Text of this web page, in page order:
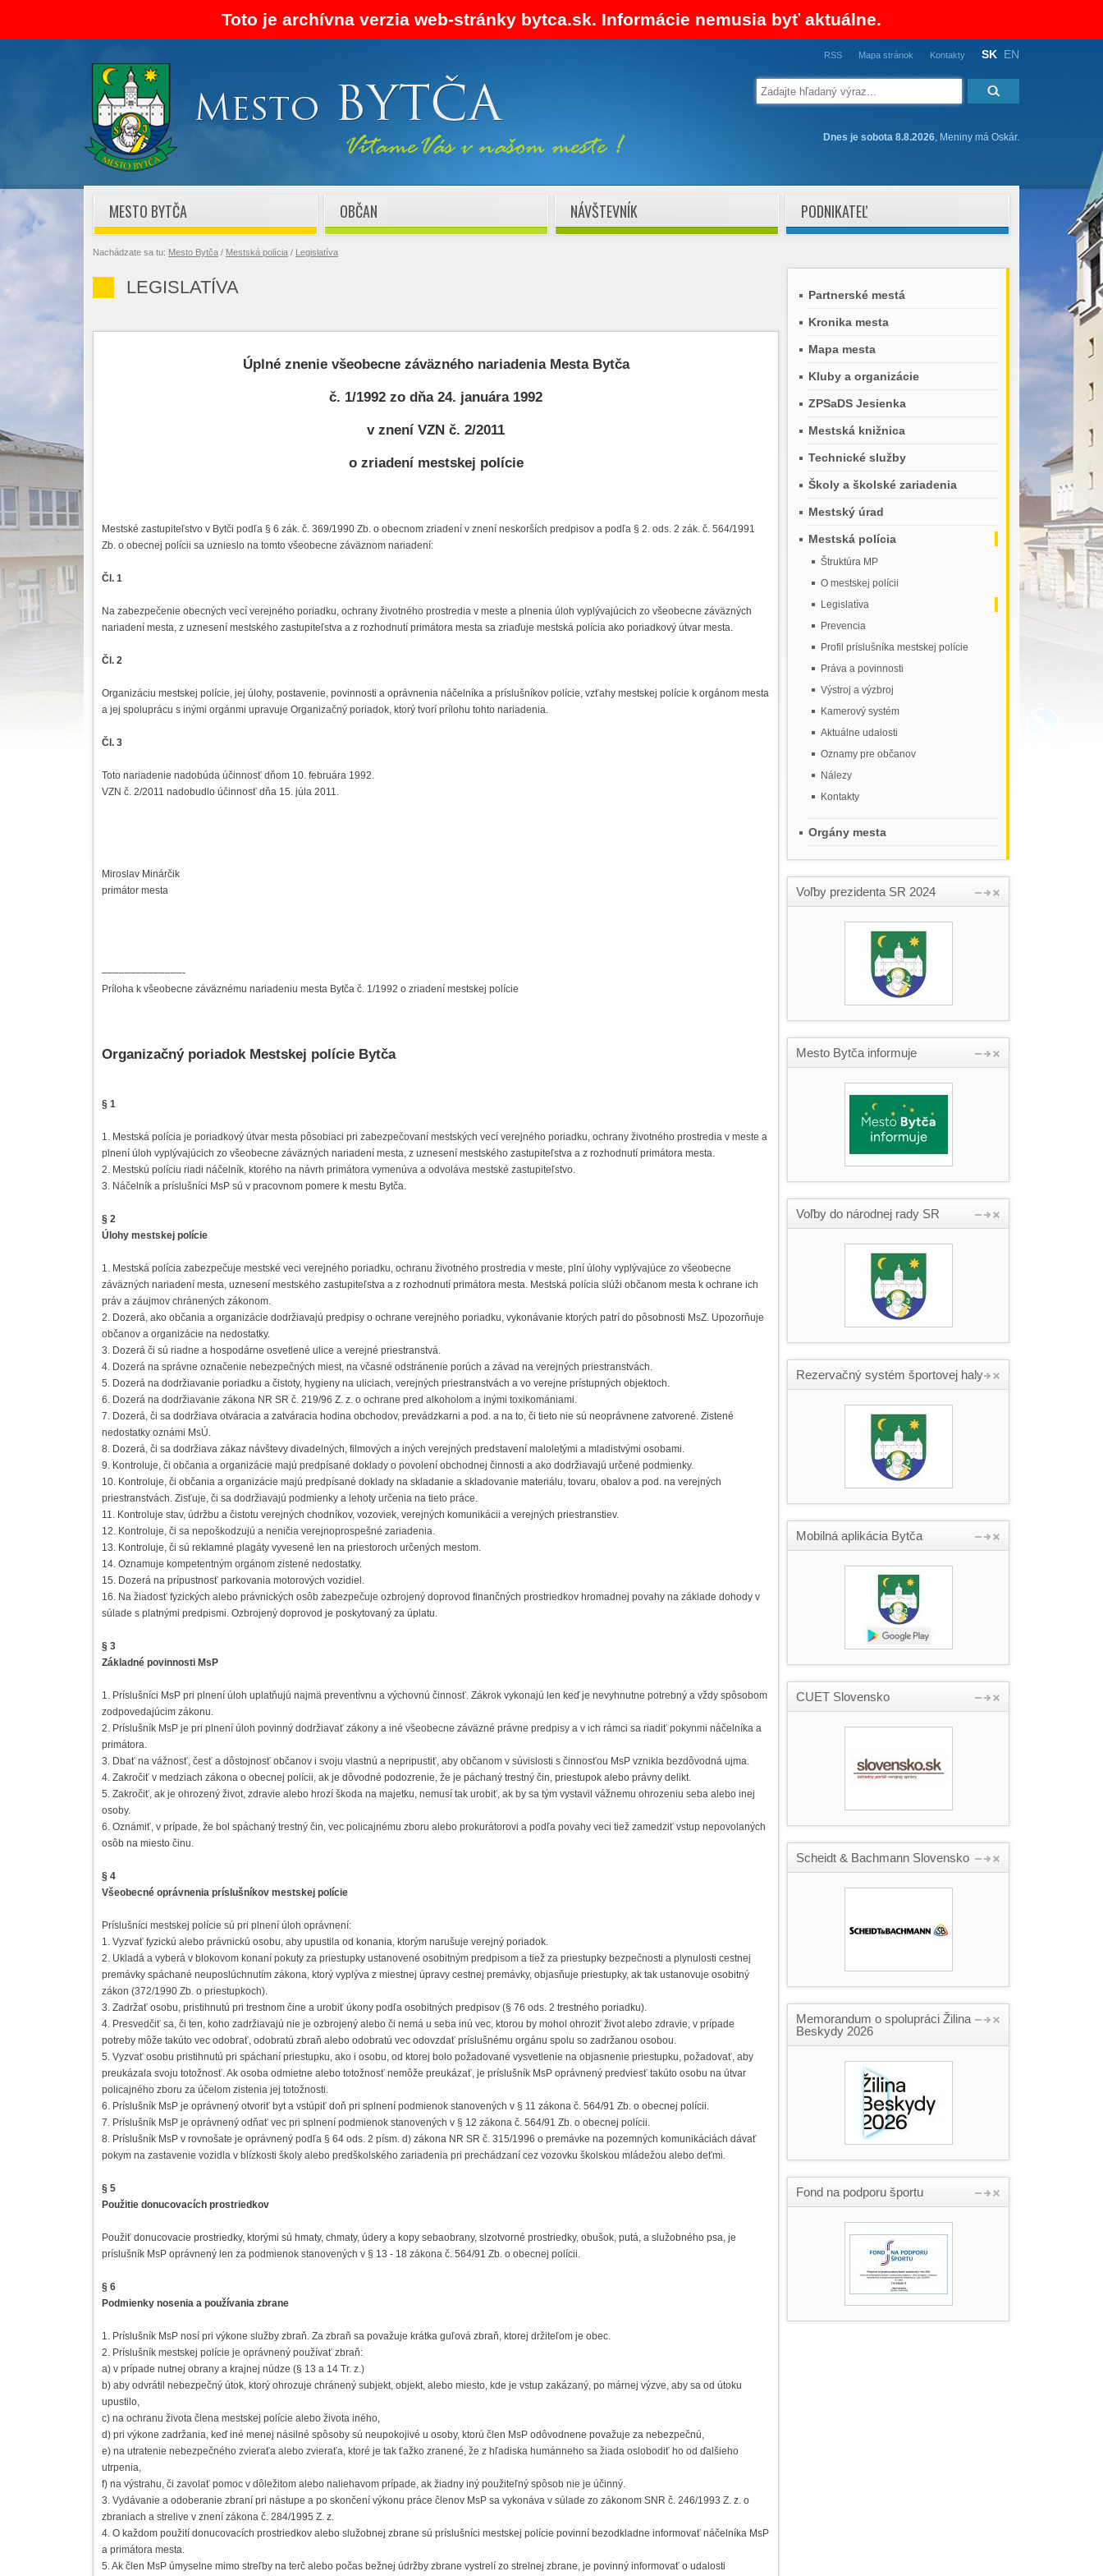
Toto je archívna verzia web-stránky bytca.sk. Informácie nemusia byť aktuálne.
RSS Mapa stránok Kontakty SK EN
Dnes je sobota 8.8.2026, Meniny má Oskár.
MESTO BYTČA OBČAN NÁVŠTEVNÍK PODNIKATEĽ
Nachádzate sa tu: Mesto Bytča / Mestská polícia / Legislatíva
LEGISLATÍVA
Úplné znenie všeobecne záväzného nariadenia Mesta Bytča
č. 1/1992 zo dňa 24. januára 1992
v znení VZN č. 2/2011
o zriadení mestskej polície
Mestské zastupiteľstvo v Bytči podľa § 6 zák. č. 369/1990 Zb. o obecnom zriadení v znení neskorších predpisov a podľa § 2. ods. 2 zák. č. 564/1991
Zb. o obecnej polícii sa uznieslo na tomto všeobecne záväznom nariadení:
Čl. 1
Na zabezpečenie obecných vecí verejného poriadku, ochrany životného prostredia v meste a plnenia úloh vyplývajúcich zo všeobecne záväzných
nariadení mesta, z uznesení mestského zastupiteľstva a z rozhodnutí primátora mesta sa zriaďuje mestská polícia ako poriadkový útvar mesta.
Čl. 2
Organizáciu mestskej polície, jej úlohy, postavenie, povinnosti a oprávnenia náčelníka a príslušníkov polície, vzťahy mestskej polície k orgánom mesta
a jej spoluprácu s inými orgánmi upravuje Organizačný poriadok, ktorý tvorí prílohu tohto nariadenia.
Čl. 3
Toto nariadenie nadobúda účinnosť dňom 10. februára 1992.
VZN č. 2/2011 nadobudlo účinnosť dňa 15. júla 2011.
Miroslav Minárčik
primátor mesta
––––––––––––––-
Príloha k všeobecne záväznému nariadeniu mesta Bytča č. 1/1992 o zriadení mestskej polície
Organizačný poriadok Mestskej polície Bytča
§ 1
1. Mestská polícia je poriadkový útvar mesta pôsobiaci pri zabezpečovaní mestských vecí verejného poriadku, ochrany životného prostredia v meste a
plnení úloh vyplývajúcich zo všeobecne záväzných nariadení mesta, z uznesení mestského zastupiteľstva a z rozhodnutí primátora mesta.
2. Mestskú políciu riadi náčelník, ktorého na návrh primátora vymenúva a odvoláva mestské zastupiteľstvo.
3. Náčelník a príslušníci MsP sú v pracovnom pomere k mestu Bytča.
§ 2
Úlohy mestskej polície
1. Mestská polícia zabezpečuje mestské veci verejného poriadku, ochranu životného prostredia v meste, plní úlohy vyplývajúce zo všeobecne
záväzných nariadení mesta, uznesení mestského zastupiteľstva a z rozhodnutí primátora mesta. Mestská polícia slúži občanom mesta k ochrane ich
práv a záujmov chránených zákonom.
2. Dozerá, ako občania a organizácie dodržiavajú predpisy o ochrane verejného poriadku, vykonávanie ktorých patrí do pôsobnosti MsZ. Upozorňuje
občanov a organizácie na nedostatky.
3. Dozerá či sú riadne a hospodárne osvetlené ulice a verejné priestranstvá.
4. Dozerá na správne označenie nebezpečných miest, na včasné odstránenie porúch a závad na verejných priestranstvách.
5. Dozerá na dodržiavanie poriadku a čistoty, hygieny na uliciach, verejných priestranstvách a vo verejne prístupných objektoch.
6. Dozerá na dodržiavanie zákona NR SR č. 219/96 Z. z. o ochrane pred alkoholom a inými toxikomániami.
7. Dozerá, či sa dodržiava otváracia a zatváracia hodina obchodov, prevádzkarni a pod. a na to, či tieto nie sú neoprávnene zatvorené. Zistené
nedostatky oznámi MsÚ.
8. Dozerá, či sa dodržiava zákaz návštevy divadelných, filmových a iných verejných predstavení maloletými a mladistvými osobami.
9. Kontroluje, či občania a organizácie majú predpísané doklady o povolení obchodnej činnosti a ako dodržiavajú určené podmienky.
10. Kontroluje, či občania a organizácie majú predpísané doklady na skladanie a skladovanie materiálu, tovaru, obalov a pod. na verejných
priestranstvách. Zisťuje, či sa dodržiavajú podmienky a lehoty určenia na tieto práce.
11. Kontroluje stav, údržbu a čistotu verejných chodníkov, vozoviek, verejných komunikácii a verejných priestranstiev.
12. Kontroluje, či sa nepoškodzujú a neničia verejnoprospešné zariadenia.
13. Kontroluje, či sú reklamné plagáty vyvesené len na priestoroch určených mestom.
14. Oznamuje kompetentným orgánom zistené nedostatky.
15. Dozerá na prípustnosť parkovania motorových vozidiel.
16. Na žiadosť fyzických alebo právnických osôb zabezpečuje ozbrojený doprovod finančných prostriedkov hromadnej povahy na základe dohody v
súlade s platnými predpismi. Ozbrojený doprovod je poskytovaný za úplatu.
§ 3
Základné povinnosti MsP
1. Príslušníci MsP pri plnení úloh uplatňujú najmä preventívnu a výchovnú činnosť. Zákrok vykonajú len keď je nevyhnutne potrebný a vždy spôsobom
zodpovedajúcim zákonu.
2. Príslušník MsP je pri plnení úloh povinný dodržiavať zákony a iné všeobecne záväzné právne predpisy a v ich rámci sa riadiť pokynmi náčelníka a
primátora.
3. Dbať na vážnosť, česť a dôstojnosť občanov i svoju vlastnú a nepripustiť, aby občanom v súvislosti s činnosťou MsP vznikla bezdôvodná ujma.
4. Zakročiť v medziach zákona o obecnej polícii, ak je dôvodné podozrenie, že je páchaný trestný čin, priestupok alebo právny delikt.
5. Zakročiť, ak je ohrozený život, zdravie alebo hrozí škoda na majetku, nemusí tak urobiť, ak by sa tým vystavil vážnemu ohrozeniu seba alebo inej
osoby.
6. Oznámiť, v prípade, že bol spáchaný trestný čin, vec policajnému zboru alebo prokurátorovi a podľa povahy veci tiež zamedziť vstup nepovolaných
osôb na miesto činu.
§ 4
Všeobecné oprávnenia príslušníkov mestskej polície
Príslušníci mestskej polície sú pri plnení úloh oprávnení:
1. Vyzvať fyzickú alebo právnickú osobu, aby upustila od konania, ktorým narušuje verejný poriadok.
2. Ukladá a vyberá v blokovom konaní pokuty za priestupky ustanovené osobitným predpisom a tiež za priestupky bezpečnosti a plynulosti cestnej
premávky spáchané neuposlúchnutím zákona, ktorý vyplýva z miestnej úpravy cestnej premávky, objasňuje priestupky, ak tak ustanovuje osobitný
zákon (372/1990 Zb. o priestupkoch).
3. Zadržať osobu, pristihnutú pri trestnom čine a urobiť úkony podľa osobitných predpisov (§ 76 ods. 2 trestného poriadku).
4. Presvedčiť sa, či ten, koho zadržiavajú nie je ozbrojený alebo či nemá u seba inú vec, ktorou by mohol ohroziť život alebo zdravie, v prípade
potreby môže takúto vec odobrať, odobratú zbraň alebo odobratú vec odovzdať príslušnému orgánu spolu so zadržanou osobou.
5. Vyzvať osobu pristihnutú pri spáchaní priestupku, ako i osobu, od ktorej bolo požadované vysvetlenie na objasnenie priestupku, požadovať, aby
preukázala svoju totožnosť. Ak osoba odmietne alebo totožnosť nemôže preukázať, je príslušník MsP oprávnený predviesť takúto osobu na útvar
policajného zboru za účelom zistenia jej totožnosti.
6. Príslušník MsP je oprávnený otvoriť byt a vstúpiť doň pri splnení podmienok stanovených v § 11 zákona č. 564/91 Zb. o obecnej polícii.
7. Príslušník MsP je oprávnený odňať vec pri splnení podmienok stanovených v § 12 zákona č. 564/91 Zb. o obecnej polícii.
8. Príslušník MsP v rovnošate je oprávnený podľa § 64 ods. 2 písm. d) zákona NR SR č. 315/1996 o premávke na pozemných komunikáciách dávať
pokym na zastavenie vozidla v blízkosti školy alebo predškolského zariadenia pri prechádzaní cez vozovku školskou mládežou alebo deťmi.
§ 5
Použitie donucovacích prostriedkov
Použiť donucovacie prostriedky, ktorými sú hmaty, chmaty, údery a kopy sebaobrany, slzotvorné prostriedky, obušok, putá, a služobného psa, je
príslušník MsP oprávnený len za podmienok stanovených v § 13 - 18 zákona č. 564/91 Zb. o obecnej polícii.
§ 6
Podmienky nosenia a používania zbrane
1. Príslušník MsP nosí pri výkone služby zbraň. Za zbraň sa považuje krátka guľová zbraň, ktorej držiteľom je obec.
2. Príslušník mestskej polície je oprávnený používať zbraň:
a) v prípade nutnej obrany a krajnej núdze (§ 13 a 14 Tr. z.)
b) aby odvrátil nebezpečný útok, ktorý ohrozuje chránený subjekt, objekt, alebo miesto, kde je vstup zakázaný, po márnej výzve, aby sa od útoku
upustilo,
c) na ochranu života člena mestskej polície alebo života iného,
d) pri výkone zadržania, keď iné menej násilné spôsoby sú neupokojivé u osoby, ktorú člen MsP odôvodnene považuje za nebezpečnú,
e) na utratenie nebezpečného zvieraťa alebo zvieraťa, ktoré je tak ťažko zranené, že z hľadiska humánneho sa žiada oslobodiť ho od ďalšieho
utrpenia,
f) na výstrahu, či zavolať pomoc v dôležitom alebo naliehavom prípade, ak žiadny iný použiteľný spôsob nie je účinný.
3. Vydávanie a odoberanie zbraní pri nástupe a po skončení výkonu práce členov MsP sa vykonáva v súlade zo zákonom SNR č. 246/1993 Z. z. o
zbraniach a strelive v znení zákona č. 284/1995 Z. z.
4. O každom použití donucovacích prostriedkov alebo služobnej zbrane sú príslušníci mestskej polície povinní bezodkladne informovať náčelníka MsP
a primátora mesta.
5. Ak člen MsP úmyselne mimo streľby na terč alebo počas bežnej údržby zbrane vystrelí zo strelnej zbrane, je povinný informovať o udalosti
Partnerské mestá
Kronika mesta
Mapa mesta
Kluby a organizácie
ZPSaDS Jesienka
Mestská knižnica
Technické služby
Školy a školské zariadenia
Mestský úrad
Mestská polícia
Štruktúra MP
O mestskej polícii
Legislatíva
Prevencia
Profil príslušníka mestskej polície
Práva a povinnosti
Výstroj a výzbroj
Kamerový systém
Aktuálne udalosti
Oznamy pre občanov
Nálezy
Kontakty
Orgány mesta
Voľby prezidenta SR 2024
Mesto Bytča informuje
Voľby do národnej rady SR
Rezervačný systém športovej haly
Mobilná aplikácia Bytča
CUET Slovensko
Scheidt & Bachmann Slovensko
Memorandum o spolupráci Žilina
Beskydy 2026
Fond na podporu športu